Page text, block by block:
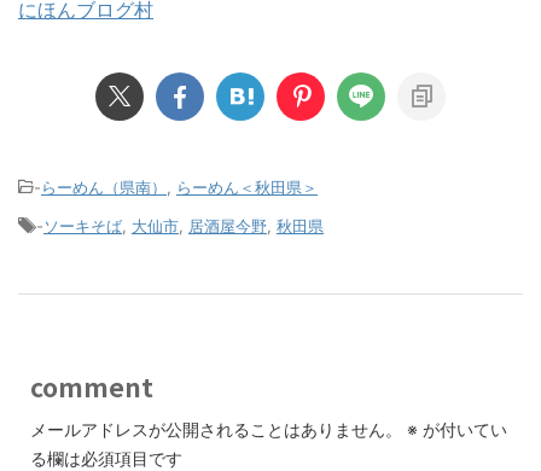
にほんブログ村
-らーめん（県南）
らーめん＜秋田県＞
-ソーキそば 大仙市 居酒屋今野 秋田県
comment
メールアドレスが公開されることはありません。 ※ が付いてい
る欄は必須項目です